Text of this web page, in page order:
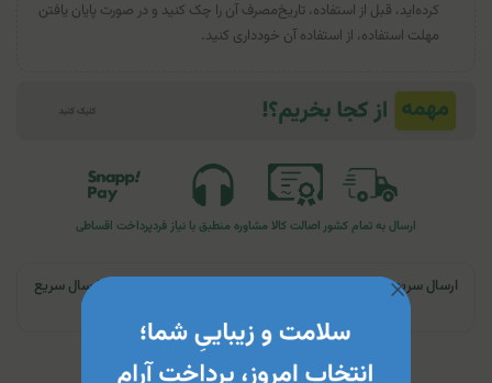
کرده‌اید، قبل از استفاده، تاریخ‌مصرف آن را چک کنید و در صورت پایان یافتن
مهلت استفاده، از استفاده آن خودداری کنید.
ارسال به تمام کشوراصالت کالا مشاوره منطبق با نیاز فردپرداخت اقساطی
ارسال سریع | تهران و کرج: تحویل تا ۲۴ ساعت | سایر نقاط ایران: ارسال سریع